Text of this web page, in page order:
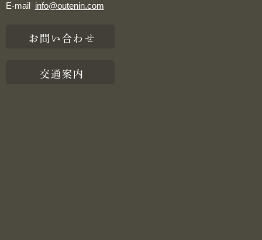
E-mail info@outenin.com
お問い合わせ
交通案内